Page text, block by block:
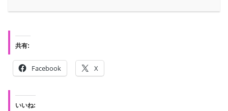
共有:
Facebook X
いいね: